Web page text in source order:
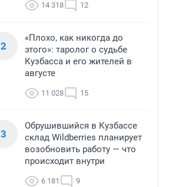
14 318 12
2
«Плохо, как никогда до
этого»: таролог о судьбе
Кузбасса и его жителей в
августе
11 028 15
3
Обрушившийся в Кузбассе
склад Wildberries планирует
возобновить работу — что
происходит внутри
6 181 9